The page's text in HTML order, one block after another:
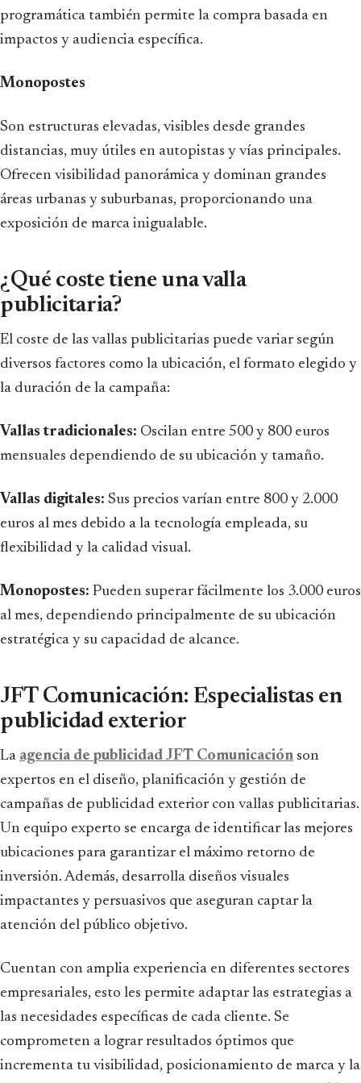
programática también permite la compra basada en
impactos y audiencia específica.
Monopostes
Son estructuras elevadas, visibles desde grandes
distancias, muy útiles en autopistas y vías principales.
Ofrecen visibilidad panorámica y dominan grandes
áreas urbanas y suburbanas, proporcionando una
exposición de marca inigualable.
¿Qué coste tiene una valla
publicitaria?
El coste de las vallas publicitarias puede variar según
diversos factores como la ubicación, el formato elegido y
la duración de la campaña:
Vallas tradicionales: Oscilan entre 500 y 800 euros
mensuales dependiendo de su ubicación y tamaño.
Vallas digitales: Sus precios varían entre 800 y 2.000
euros al mes debido a la tecnología empleada, su
flexibilidad y la calidad visual.
Monopostes: Pueden superar fácilmente los 3.000 euros
al mes, dependiendo principalmente de su ubicación
estratégica y su capacidad de alcance.
JFT Comunicación: Especialistas en
publicidad exterior
La agencia de publicidad JFT Comunicación son
expertos en el diseño, planificación y gestión de
campañas de publicidad exterior con vallas publicitarias.
Un equipo experto se encarga de identificar las mejores
ubicaciones para garantizar el máximo retorno de
inversión. Además, desarrolla diseños visuales
impactantes y persuasivos que aseguran captar la
atención del público objetivo.
Cuentan con amplia experiencia en diferentes sectores
empresariales, esto les permite adaptar las estrategias a
las necesidades específicas de cada cliente. Se
comprometen a lograr resultados óptimos que
incrementa tu visibilidad, posicionamiento de marca y la